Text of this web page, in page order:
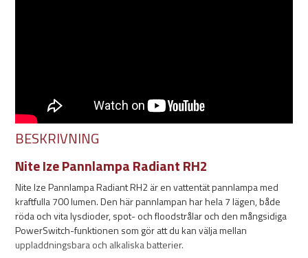
BESKRIVNING
Nite Ize Pannlampa Radiant RH2
Nite Ize Pannlampa Radiant RH2 är en vattentät pannlampa med
kraftfulla 700 lumen. Den här pannlampan har hela 7 lägen, både
röda och vita lysdioder, spot- och floodstrålar och den mångsidiga
PowerSwitch-funktionen som gör att du kan välja mellan
uppladdningsbara och alkaliska batterier.